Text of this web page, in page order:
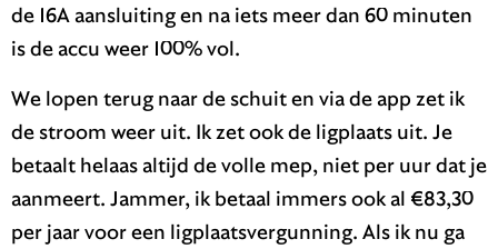
de 16A aansluiting en na iets meer dan 60 minuten
is de accu weer 100% vol.
We lopen terug naar de schuit en via de app zet ik
de stroom weer uit. Ik zet ook de ligplaats uit. Je
betaalt helaas altijd de volle mep, niet per uur dat je
aanmeert. Jammer, ik betaal immers ook al €83,30
per jaar voor een ligplaatsvergunning. Als ik nu ga